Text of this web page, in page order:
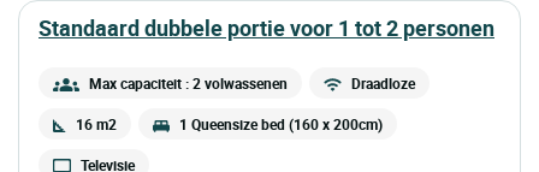
standaard dubbele portie voor 1 tot 2 personen
Max capaciteit : 2 volwassenen Draadloze
16 m2 1 Queensize bed (160 x 200cm)
Televisie